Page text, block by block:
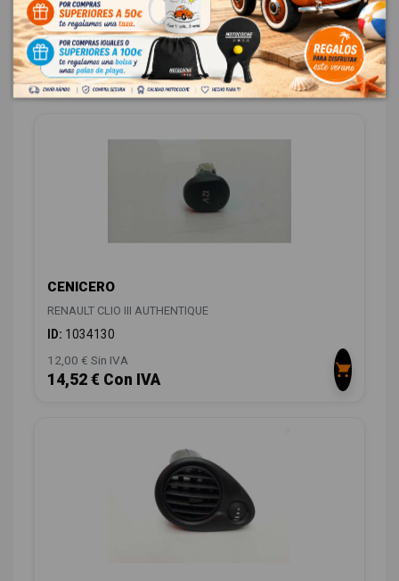
OEM:8200294229
ID:1009496
12,00 € Sin IVA
14,52 € Con IVA
CENICERO
RENAULT CLIO III AUTHENTIQUE
ID: 1034130
12,00 € Sin IVA
14,52 € Con IVA